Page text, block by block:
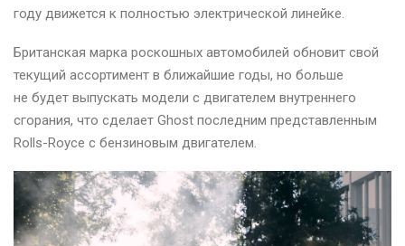
году движется к полностью электрической линейке.
Британская марка роскошных автомобилей обновит свой
текущий ассортимент в ближайшие годы, но больше
не будет выпускать модели с двигателем внутреннего
сгорания, что сделает Ghost последним представленным
Rolls-Royce с бензиновым двигателем.